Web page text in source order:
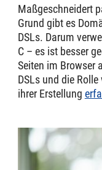
Maßgeschneidert
Grund gibt es
DSLs. Darum
C – es ist besser
Seiten im Browser
DSLs und die
ihrer Erstellung